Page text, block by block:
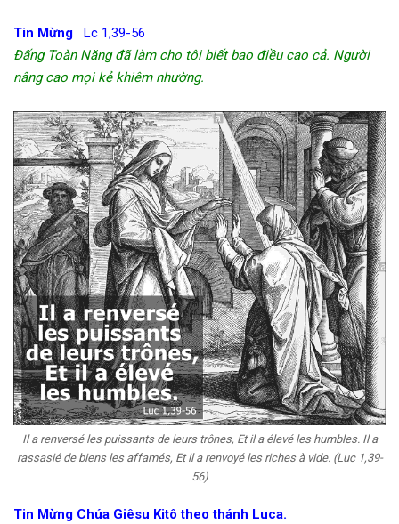
Tin Mừng Lc 1,39-56
Đấng Toàn Năng đã làm cho tôi biết bao điều cao cả. Người
nâng cao mọi kẻ khiêm nhường.
Il a renversé les puissants de leurs trônes, Et il a élevé les humbles. Il a
rassasié de biens les affamés, Et il a renvoyé les riches à vide. (Luc 1,39-
56)
Tin Mừng Chúa Giêsu Kitô theo thánh Luca.